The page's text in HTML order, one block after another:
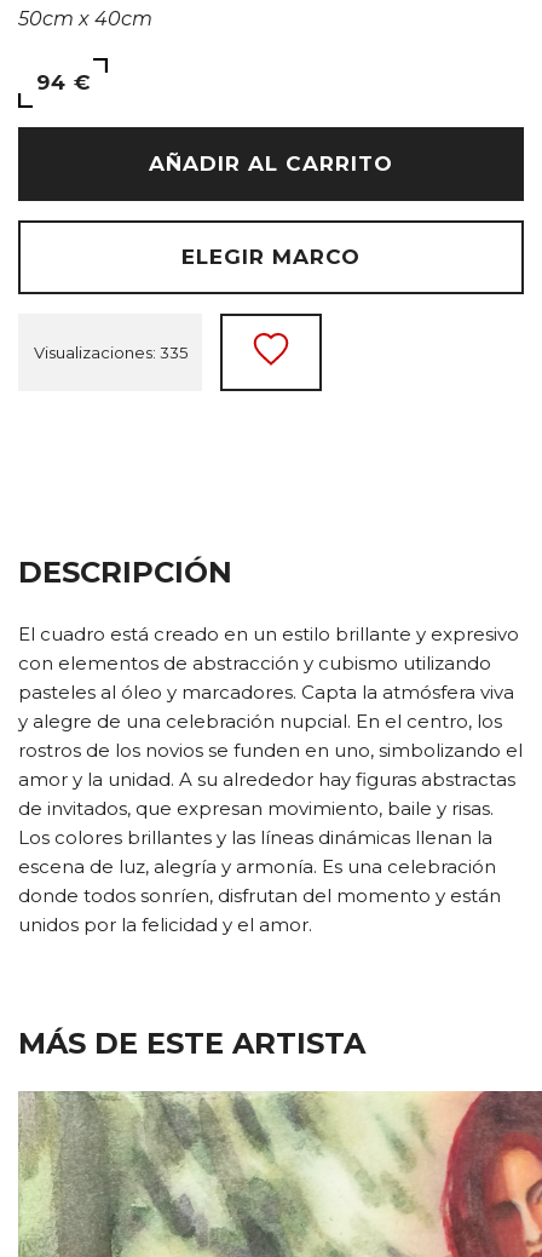
50cm x 40cm
94 €
AÑADIR AL CARRITO
ELEGIR MARCO
Visualizaciones: 335
DESCRIPCIÓN
El cuadro está creado en un estilo brillante y expresivo
con elementos de abstracción y cubismo utilizando
pasteles al óleo y marcadores. Capta la atmósfera viva
y alegre de una celebración nupcial. En el centro, los
rostros de los novios se funden en uno, simbolizando el
amor y la unidad. A su alrededor hay figuras abstractas
de invitados, que expresan movimiento, baile y risas.
Los colores brillantes y las líneas dinámicas llenan la
escena de luz, alegría y armonía. Es una celebración
donde todos sonríen, disfrutan del momento y están
unidos por la felicidad y el amor.
MÁS DE ESTE ARTISTA